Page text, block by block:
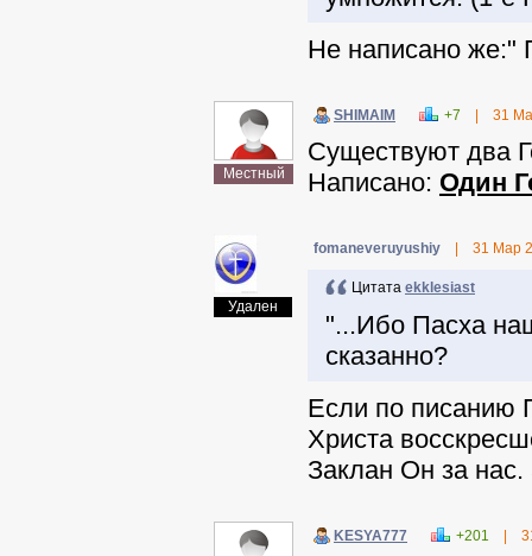
Не написано же:"
Местный
SHIMAIM +7 31
Существуют два
Написано: Один
Удален
fomaneveruyushiy 31 Мар
Цитата ekklesiast
"...Ибо Пасха
сказанно?
Если по писанию
Христа
Заклан Он за нас.
KESYA777 +201